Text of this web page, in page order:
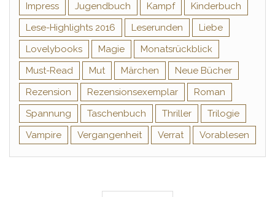
Impress
Jugendbuch Kampf
Kinderbuch
Lese-Highlights 2016
Leserunden
Liebe
Lovelybooks
Magie
Monatsrückblick
Must-Read
Mut Märchen
Neue Bücher
Rezension
Rezensionsexemplar
Roman
Spannung
Taschenbuch Thriller
Trilogie
Vampire
Vergangenheit Verrat Vorablesen